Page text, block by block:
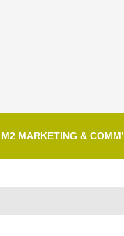
M2 MARKETING & COMM’